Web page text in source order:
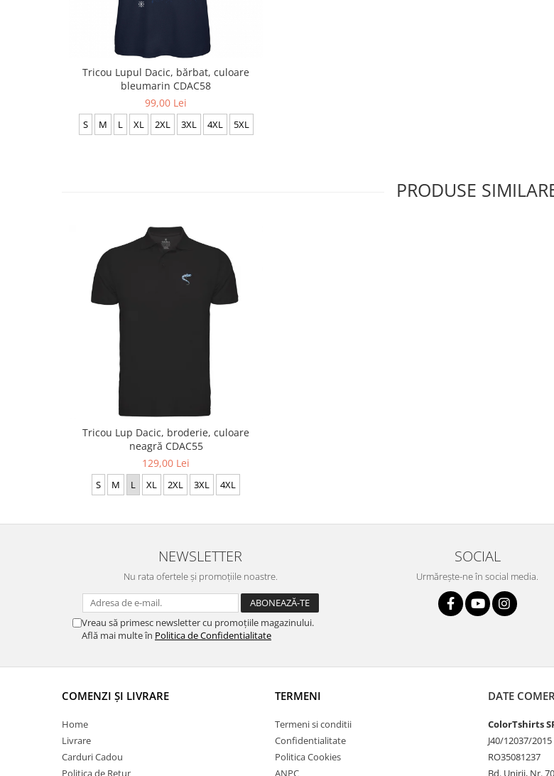
Tricou Lupul Dacic, bărbat, culoare
bleumarin CDAC58
99,00 Lei
S M L XL 2XL 3XL 4XL 5XL
PRODUSE
Tricou Lup Dacic, broderie, culoare
neagră CDAC55
129,00 Lei
S M L XL 2XL 3XL 4XL
NEWSLETTER
Nu rata ofertele și promoțiile noastre.
Vreau să primesc newsletter cu promoțiile magazinului.
Află mai multe în Politica de Confidentialitate
SOCIAL
Urmărește-ne în social media.
COMENZI ȘI LIVRARE
Home
Livrare
Carduri Cadou
TERMENI
Termeni si conditii
Confidentialitate
Politica Cookies
DATE
ColorTshirts
J40/12037/2015
RO35081237